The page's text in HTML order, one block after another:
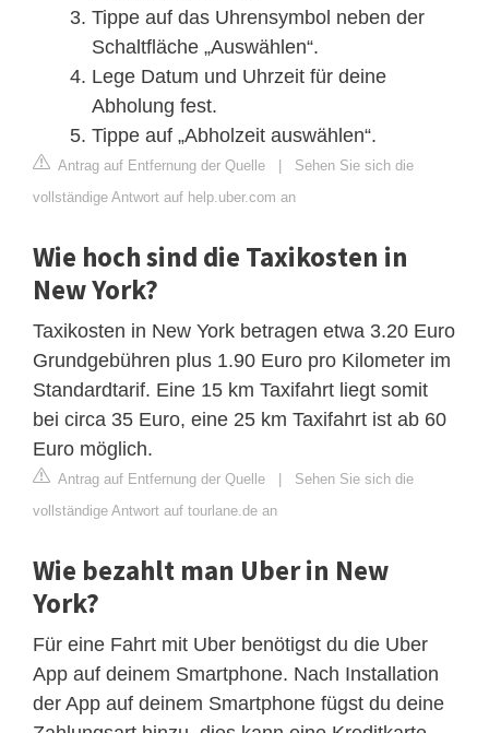
Tippe auf das Uhrensymbol neben der
Schaltfläche „Auswählen“.
Lege Datum und Uhrzeit für deine
Abholung fest.
Tippe auf „Abholzeit auswählen“.
Antrag auf Entfernung der Quelle | Sehen Sie sich die
vollständige Antwort auf help.uber.com an
Wie hoch sind die Taxikosten in
New York?
Taxikosten in New York betragen etwa 3.20 Euro
Grundgebühren plus 1.90 Euro pro Kilometer im
Standardtarif. Eine 15 km Taxifahrt liegt somit
bei circa 35 Euro, eine 25 km Taxifahrt ist ab 60
Euro möglich.
Antrag auf Entfernung der Quelle | Sehen Sie sich die
vollständige Antwort auf tourlane.de an
Wie bezahlt man Uber in New
York?
Für eine Fahrt mit Uber benötigst du die Uber
App auf deinem Smartphone. Nach Installation
der App auf deinem Smartphone fügst du deine